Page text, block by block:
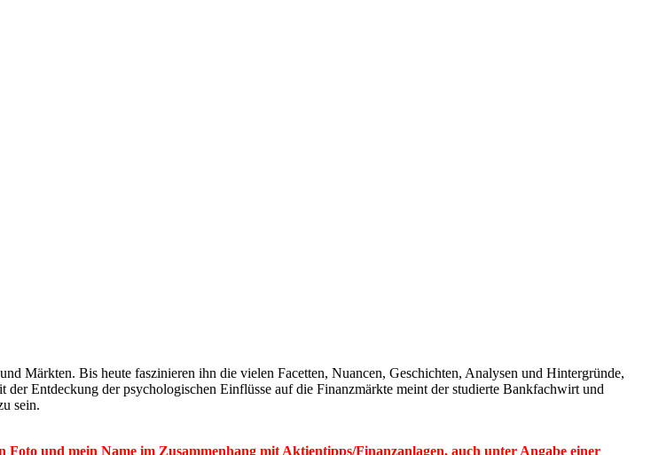
Märkten. Bis heute faszinieren ihn die vielen Facetten, Nuancen, Geschichten, Analysen und Hintergründe,
Entdeckung der psychologischen Einflüsse auf die Finanzmärkte meint der studierte Bankfachwirt und
sein.
und mein Name im Zusammenhang mit Aktientipps/Finanzanlagen, auch unter Angabe einer